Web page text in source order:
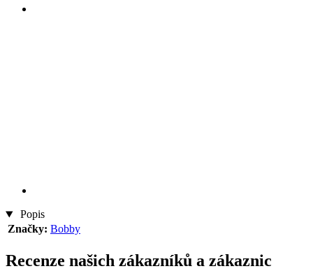
Popis
Značky: Bobby
Recenze našich zákazníků a zákaznic